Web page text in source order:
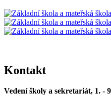
Kontakt
Vedení školy a sekretariát, 1. -